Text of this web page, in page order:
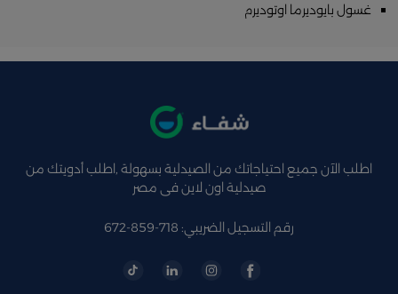
غسول بايوديرما اوتوديرم
اطلب الآن جميع احتياجاتك من الصيدلية بسهولة ,اطلب أدويتك من
صيدلية اون لاين فى مصر
رقم التسجيل الضريبي: 718-859-672